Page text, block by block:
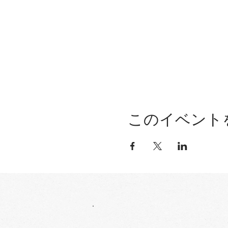
このイベント